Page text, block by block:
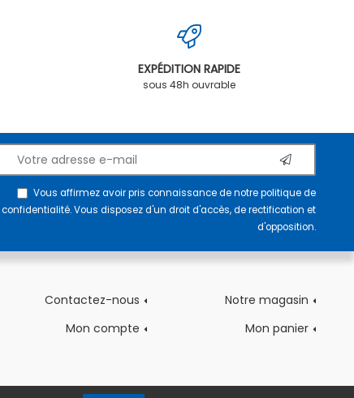
EXPÉDITION RAPIDE
sous 48h ouvrable
Vous affirmez avoir pris connaissance de notrepolitique de
confidentialité. Vous disposez d'un droit d'accès, de rectification et
d'opposition.
Contactez-nous
Notre magasin
Mon compte
Mon panier